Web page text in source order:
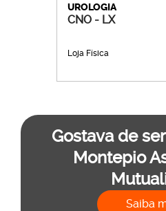
UROLOGIA
CNO - LX
Loja Física
Gostava de
Montepio
Saiba